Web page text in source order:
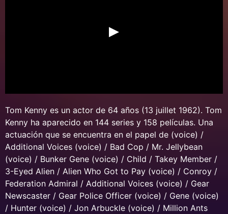
Tom Kenny es un actor de 64 años (13 juillet 1962). Tom
Kenny ha aparecido en 144 series y 158 películas. Una
actuación que se encuentra en el papel de (voice) /
Additional Voices (voice) / Bad Cop / Mr. Jellybean
(voice) / Bunker Gene (voice) / Child / Takey Member /
3-Eyed Alien / Alien Who Got to Pay (voice) / Conroy /
Federation Admiral / Additional Voices (voice) / Gear
Newscaster / Gear Police Officer (voice) / Gene (voice)
/ Hunter (voice) / Jon Arbuckle (voice) / Million Ants